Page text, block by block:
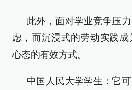
此外，面对学业竞争压
虑，而沉浸式的劳动实践
心态的有效方式。
中国人民大学学生：它